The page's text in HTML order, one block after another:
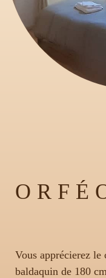
Vous apprécierez
baldaquin de 180